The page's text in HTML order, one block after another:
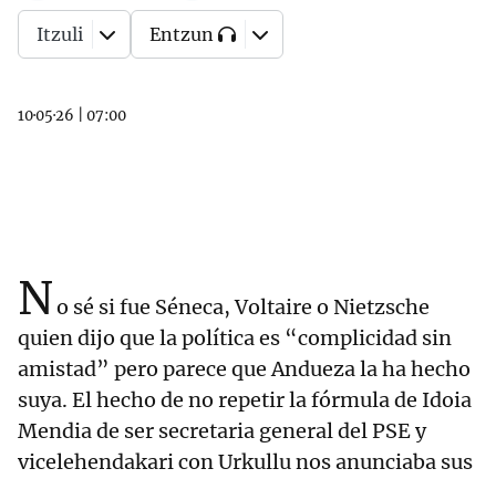
10·05·26 07:00
Itzuli Entzun
No sé si fue Séneca, Voltaire o Nietzsche
quien dijo que la política es “complicidad sin
amistad” pero parece que Andueza la ha hecho
suya. El hecho de no repetir la fórmula de Idoia
Mendia de ser secretaria general del PSE y
vicelehendakari con Urkullu nos anunciaba sus